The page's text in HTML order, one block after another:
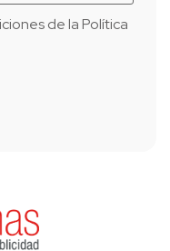
de laPolítica